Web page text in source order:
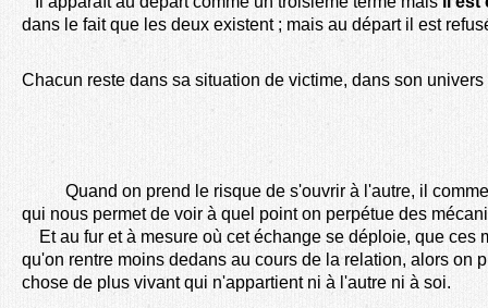
dans le fait que les deux existent ; mais au départ il est
Chacun reste dans sa situation de victime, dans son univers
Quand on prend le risque de s'ouvrir à l'autre, il
qui nous permet de voir à quel point on perpétue des
Et au fur et à mesure où cet échange se déploie, que ces
qu'on rentre moins dedans au cours de la relation, alors on
chose de plus vivant qui n'appartient ni à l'autre ni à soi.